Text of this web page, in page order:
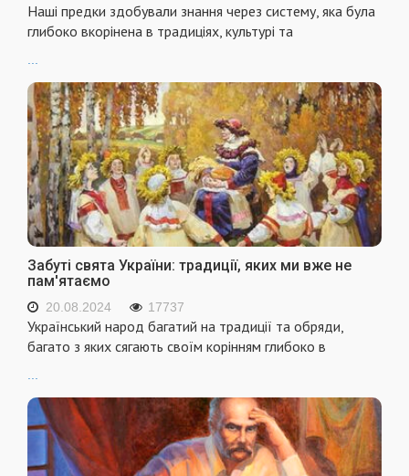
Наші предки здобували знання через систему, яка була
глибоко вкорінена в традиціях, культурі та
Забуті свята України: традиції, яких ми вже не
пам'ятаємо
20.08.2024 17737
Український народ багатий на традиції та обряди,
багато з яких сягають своїм корінням глибоко в
...